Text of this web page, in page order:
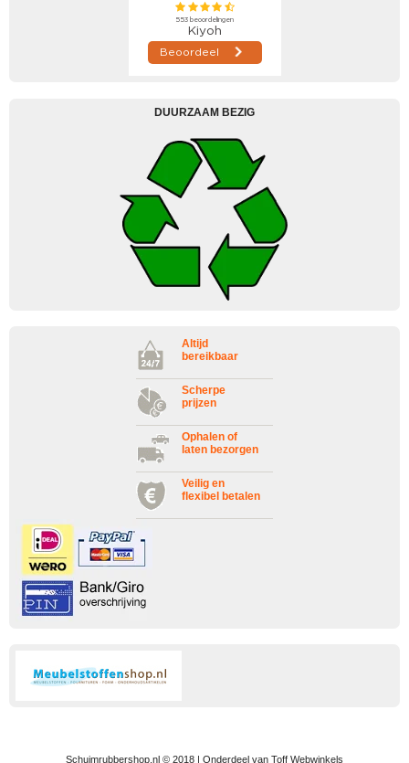
DUURZAAM BEZIG
Altijd
bereikbaar
Scherpe
prijzen
Ophalen of
laten bezorgen
Veilig en
flexibel betalen
Schuimrubbershop.nl © 2018 | Onderdeel van Toff Webwinkels